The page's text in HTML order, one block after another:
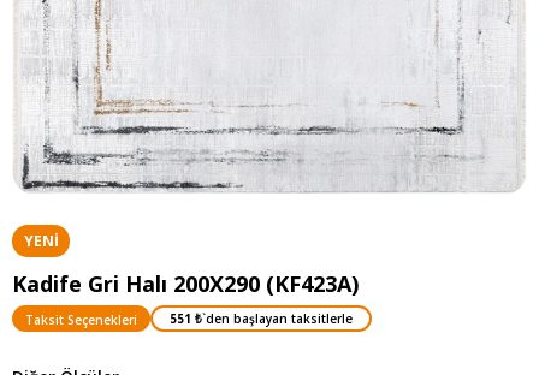
YENI
ÜRÜN
Kadife Gri Halı 200X290 (KF423A)
Taksit Seçenekleri 551 ₺`den başlayan taksitlerle